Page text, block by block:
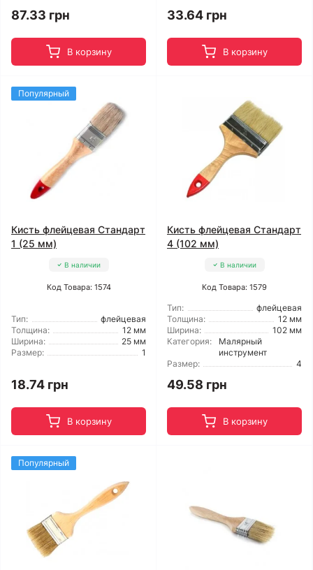
87.33 грн
В корзину
33.64 грн
В корзину
Популярный
Кисть флейцевая Стандарт
1 (25 мм)
В наличии
Код Товара: 1574
Тип:
флейцевая
Толщина:
12 мм
Ширина:
25 мм
Размер:
1
18.74 грн
В корзину
Кисть флейцевая Стандарт
4 (102 мм)
В наличии
Код Товара: 1579
Тип:
флейцевая
Толщина:
12 мм
Ширина:
102 мм
Категория:
Малярный
инструмент
Размер:
4
49.58 грн
В корзину
Популярный